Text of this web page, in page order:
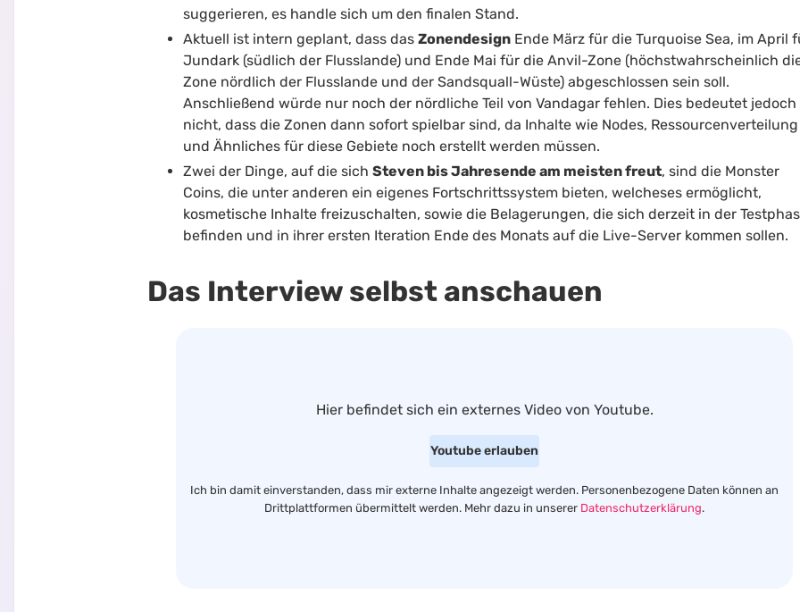
suggerieren, es handle sich um den finalen Stand.
Aktuell ist intern geplant, dass dasZonendesign Ende März für die Turquoise Sea, im April
Jundark (südlich der Flusslande) und Ende Mai für die Anvil-Zone (höchstwahrscheinlich
Zone nördlich der Flusslande und der Sandsquall-Wüste) abgeschlossen sein soll.
Anschließend würde nur noch der nördliche Teil von Vandagar fehlen. Dies bedeutet jedoch
nicht, dass die Zonen dann sofort spielbar sind, da Inhalte wie Nodes, Ressourcenverteilung
und Ähnliches für diese Gebiete noch erstellt werden müssen.
Zwei der Dinge, auf die sichSteven bis Jahresende am meisten freut, sind die Monster
Coins, die unter anderen ein eigenes Fortschrittssystem bieten, welcheses ermöglicht,
kosmetische Inhalte freizuschalten, sowie die Belagerungen, die sich derzeit in der
befinden und in ihrer ersten Iteration Ende des Monats auf die Live-Server kommen sollen.
Das Interview selbst anschauen
Hier befindet sich ein externes Videovon Youtube.
Youtubeerlauben
Ich bin damit einverstanden, dass mir externe Inhalte angezeigt werden. Personenbezogene Daten können an
Drittplattformen übermittelt werden. Mehr dazu in unserer Datenschutzerklärung.